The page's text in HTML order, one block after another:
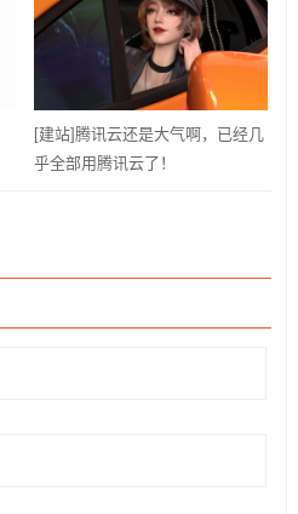
[建站]腾讯云还是大气啊，已经几
乎全部用腾讯云了！